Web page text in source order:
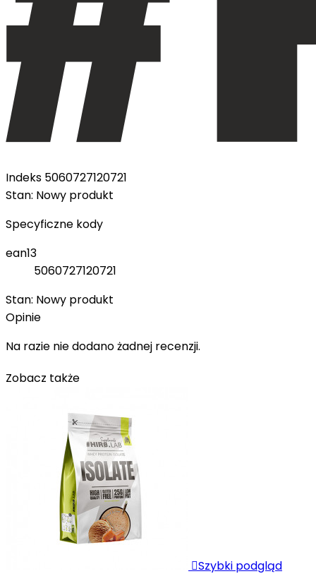
Indeks 5060727120721
Stan: Nowy produkt
Specyficzne kody
ean13
5060727120721
Stan: Nowy produkt
Opinie
Na razie nie dodano żadnej recenzji.
Zobacz także
Szybki podgląd